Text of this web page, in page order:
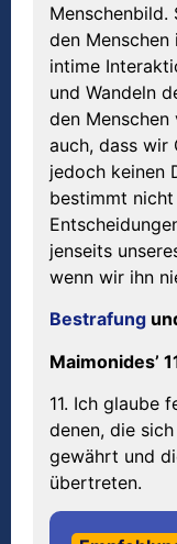
Menschenbild.
den
intime
und Wandeln
den
auch, dass wir
jedoch keinen
bestimmt
jenseits
wenn wir ihn
Bestrafung
Maimonides’
11. Ich glaube
denen, die
gewährt und
übertreten.